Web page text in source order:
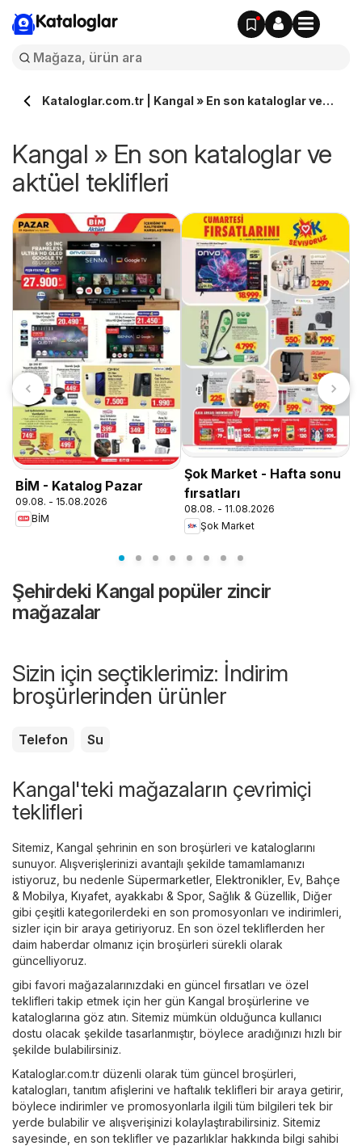
Kataloglar
Kataloglar.com.tr | Kangal » En son kataloglar ve
Kangal » En son kataloglar ve
aktüel teklifleri
BİM - Katalog Pazar
09.08. - 15.08.2026
BİM
Şok Market - Hafta sonu
fırsatları
08.08. - 11.08.2026
Şok Market
Şehirdeki Kangal popüler zincir
mağazalar
Sizin için seçtiklerimiz: İndirim
broşürlerinden ürünler
Telefon Su
Kangal'teki mağazaların çevrimiçi
teklifleri
Sitemiz, Kangal şehrinin en son broşürleri ve kataloglarını
sunuyor. Alışverişlerinizi avantajlı şekilde tamamlamanızı
istiyoruz, bu nedenle Süpermarketler, Elektronikler, Ev, Bahçe
& Mobilya Kıyafet, ayakkabı & Spor, Sağlık & Güzellik Diğer
gibi çeşitli kategorilerdeki en son promosyonları ve indirimleri,
sizler için bir araya getiriyoruz. En son özel tekliflerden her
daim haberdar olmanız için broşürleri sürekli olarak
güncelliyoruz.
gibi favori mağazalarınızdaki en güncel fırsatları ve özel
teklifleri takip etmek için her gün Kangal broşürlerine ve
kataloglarına göz atın. Sitemiz mümkün olduğunca kullanıcı
dostu olacak şekilde tasarlanmıştır, böylece aradığınızı hızlı bir
şekilde bulabilirsiniz.
Kataloglar.com.tr düzenli olarak tüm güncel broşürleri,
katalogları, tanıtım afişlerini ve haftalık teklifleri bir araya getirir,
böylece indirimler ve promosyonlarla ilgili tüm bilgileri tek bir
yerde bulabilir ve alışverişinizi kolaylaştırabilirsiniz. Sitemiz
sayesinde, en son teklifler ve pazarlıklar hakkında bilgi sahibi